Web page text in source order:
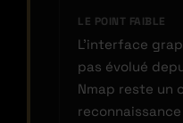
LE POINT FAIBLE
L’interface
pas évolué
Nmap reste un